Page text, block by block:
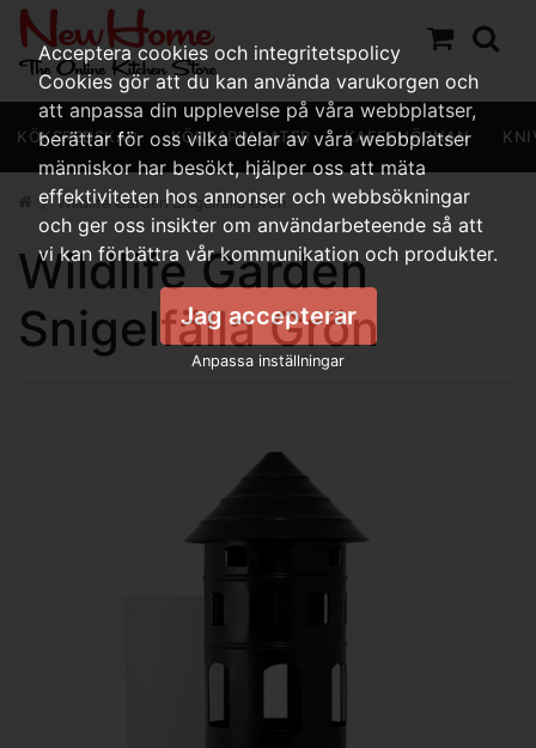
KÖKSREDSKAP KÖKSAPPARATER KAFFEHÖRNAN
Wildlife Garden Snigelfälla Grön
Wildlife Garden
Snigelfälla Grön
Acceptera cookies och integritetspolicy
Cookies gör att du kan använda varukorgen och
att anpassa din upplevelse på våra webbplatser,
berättar för oss vilka delar av våra webbplatser
människor har besökt, hjälper oss att mäta
effektiviteten hos annonser och webbsökningar
och ger oss insikter om användarbeteende så att
vi kan förbättra vår kommunikation och produkter.
Jag accepterar
Anpassa inställningar